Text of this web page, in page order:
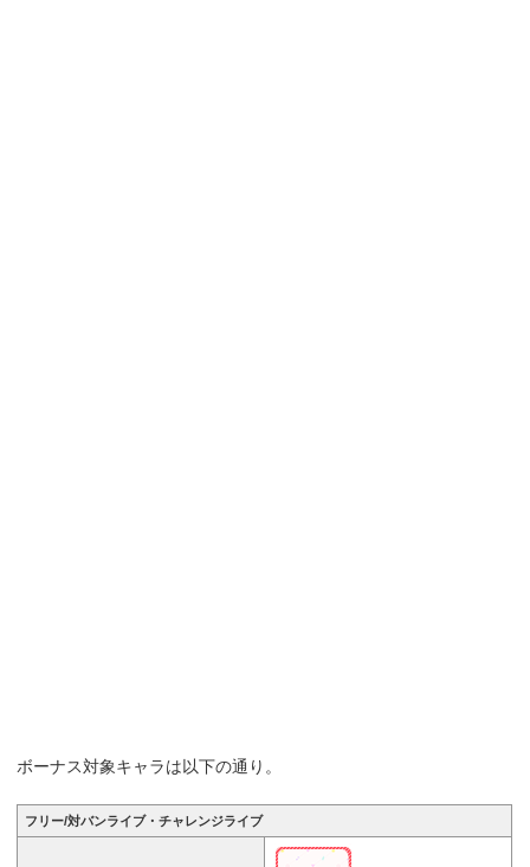
ボーナス対象キャラは以下の通り。
フリー/対バンライブ・チャレンジライブ